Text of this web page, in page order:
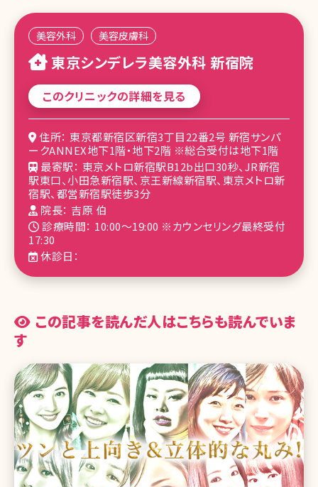
東京シンデレラ美容外科 新宿院
美容外科 美容皮膚科
このクリニックの詳細を見る
住所： 東京都新宿区新宿3丁目22番2号 新宿サンパ
ークANNEX地下1階・地下2階 ※総合受付は地下1階
最寄駅： 東京メトロ新宿駅B12b出口30秒、JR新宿
駅東口、小田急新宿駅、京王新線新宿駅、東京メトロ新
宿駅、都営新宿駅徒歩3分
院長： 吉原 伯
診療時間： 10:00～19:00 ※カウンセリング最終受付
17:30
休診日：
この記事を読んだ人はこちらも読んでいま
す